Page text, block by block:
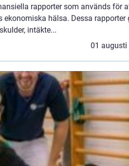
rapporter som används för
hälsa. Dessa rapporter
intäkte...
01 augusti